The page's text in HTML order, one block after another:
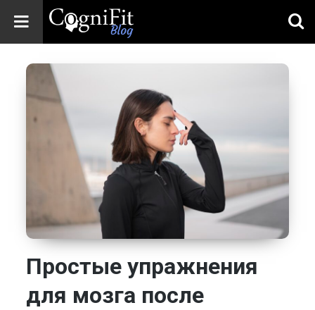
Blog: Brain
Brain Training,
Mental Health, and
Wellness
Простые упражнения
для мозга после